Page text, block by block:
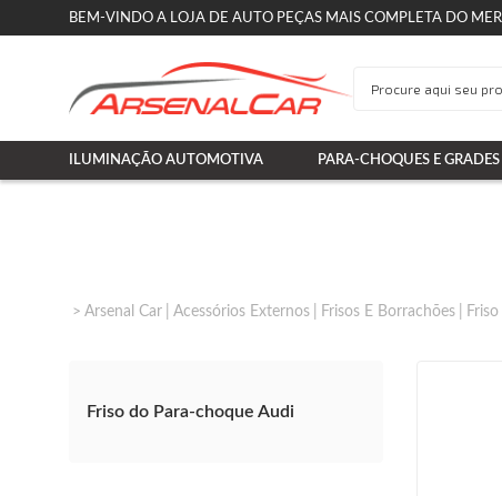
BEM-VINDO A LOJA DE AUTO PEÇAS MAIS COMPLETA DO
ILUMINAÇÃO AUTOMOTIVA PARA-CHOQUES E GRADES
Arsenal Car Acessórios Externos Frisos E Borrachões
Friso do Para-choque Audi